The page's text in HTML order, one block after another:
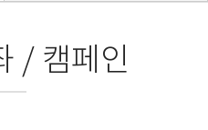
/ 캠페인